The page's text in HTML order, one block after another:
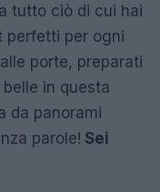
tutto ciò di cui hai
perfetti per ogni
porte, preparati
in questa
da panorami
parole! Sei